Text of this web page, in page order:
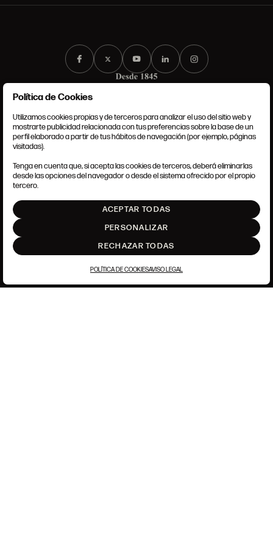
CONDICIONES GENERALES
POLÍTICA DE COOKIES
AJUSTE DE COOKIES
Política de Cookies
Utilizamos cookies propias y de terceros para analizar el uso del sitio web y
mostrarte publicidad relacionada con tus preferencias sobre la base de un
perfil elaborado a partir de tus hábitos de navegación (por ejemplo, páginas
visitadas).
Tenga en cuenta que, si acepta las cookies de terceros, deberá eliminarlas
desde las opciones del navegador o desde el sistema ofrecido por el propio
tercero.
ACEPTAR TODAS
PERSONALIZAR
RECHAZAR TODAS
POLÍTICA DE COOKIESAVISO LEGAL